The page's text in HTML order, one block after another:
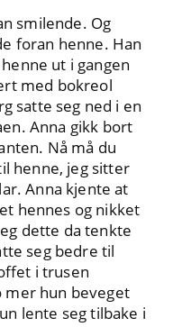
smilende. Og
foran henne. Han
ut i gangen
med bokreol
satte seg ned i en
Anna gikk bort
Nå må du
henne, jeg sitter
Anna kjente at
hennes og nikket
dette da tenkte
seg bedre til
i trusen
hun beveget
lente seg tilbake i